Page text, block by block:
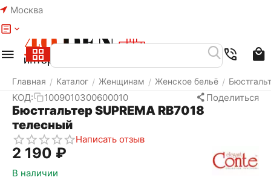
Москва
Главная / Каталог / Женщинам / Женское бельё /
КОД: 1009010300600010 Поделиться
Бюстгальтер SUPREMA RB7018
телесный
Написать отзыв
2 190 ₽
В наличии
Меню